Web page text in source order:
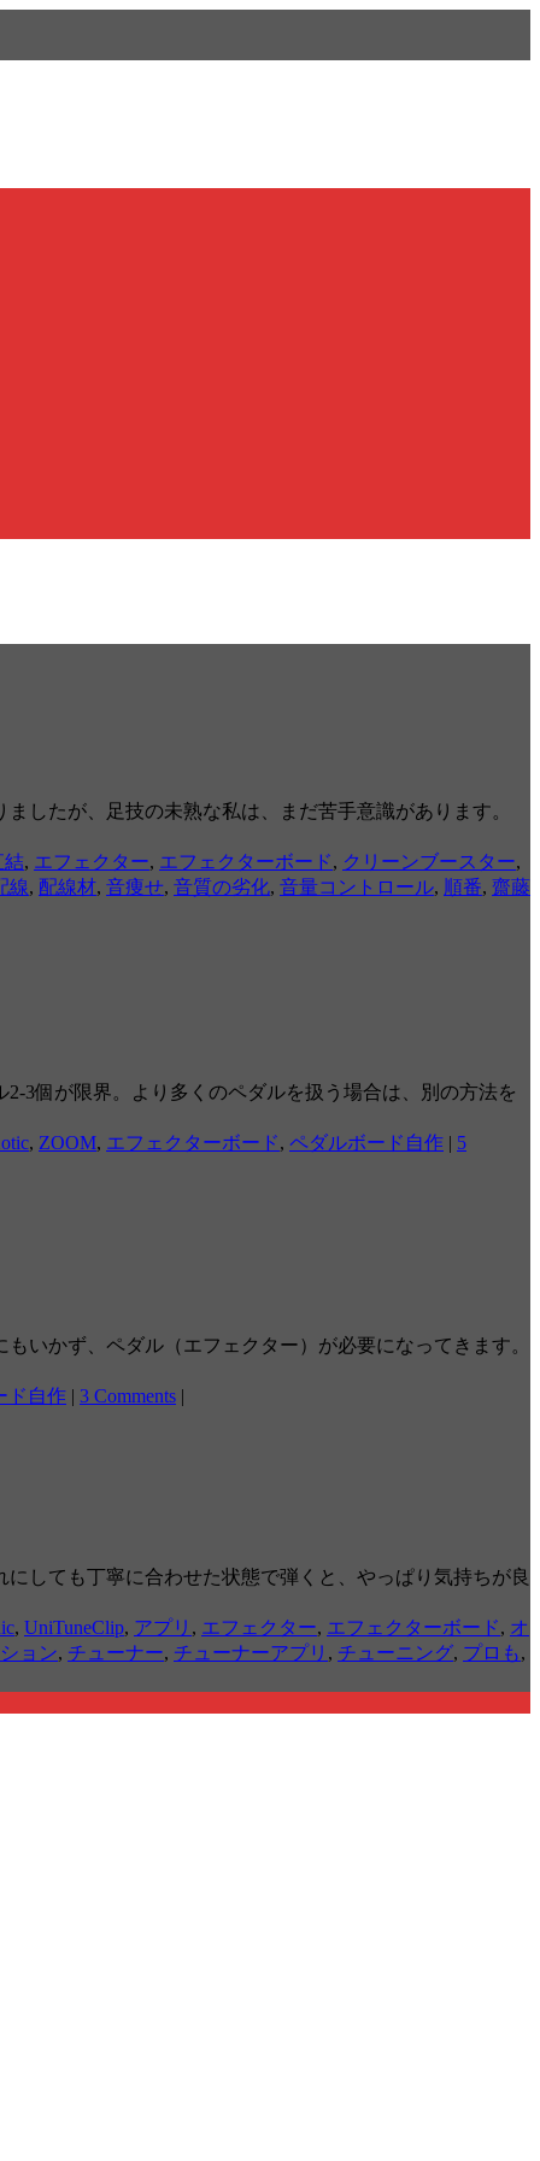
したが、足技の未熟な私は、まだ苦手意識があります。
結, エフェクター, エフェクターボード, クリーンブースター,
線, 配線材, 音痩せ, 音質の劣化, 音量コントロール, 順番, 齋藤
3個が限界。より多くのペダルを扱う場合は、別の方法を
, ZOOM, エフェクターボード, ペダルボード自作 | 5
いかず、ペダル（エフェクター）が必要になってきます。
ド自作 | 3 Comments |
しても丁寧に合わせた状態で弾くと、やっぱり気持ちが良
, UniTuneClip, アプリ , エフェクター, エフェクターボード, オ
ョン, チューナー, チューナーアプリ , チューニング, プロも,